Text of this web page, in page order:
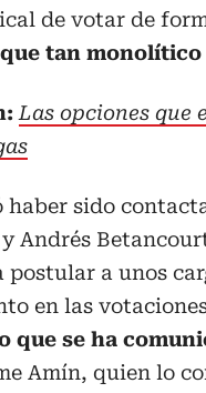
de votar de
tan monolítico
Las opciones que
haber sido
Andrés
postular a unos
en las
que se ha
Amín, quien lo